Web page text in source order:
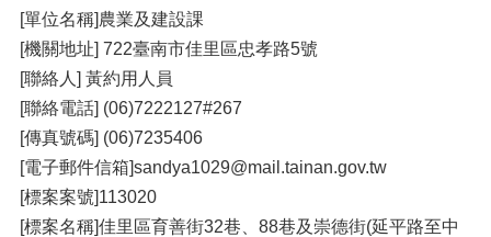
[單位名稱]農業及建設課
[機關地址] 722臺南市佳里區忠孝路5號
[聯絡人] 黃約用人員
[聯絡電話] (06)7222127#267
[傳真號碼] (06)7235406
[電子郵件信箱]sandya1029@mail.tainan.gov.tw
[標案案號]113020
[標案名稱]佳里區育善街32巷、88巷及崇德街(延平路至中